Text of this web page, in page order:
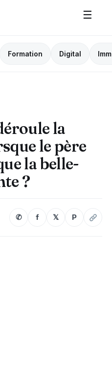
☰
Formation Digital
la
le père
la belle-
?
✆ f 𝕏 P